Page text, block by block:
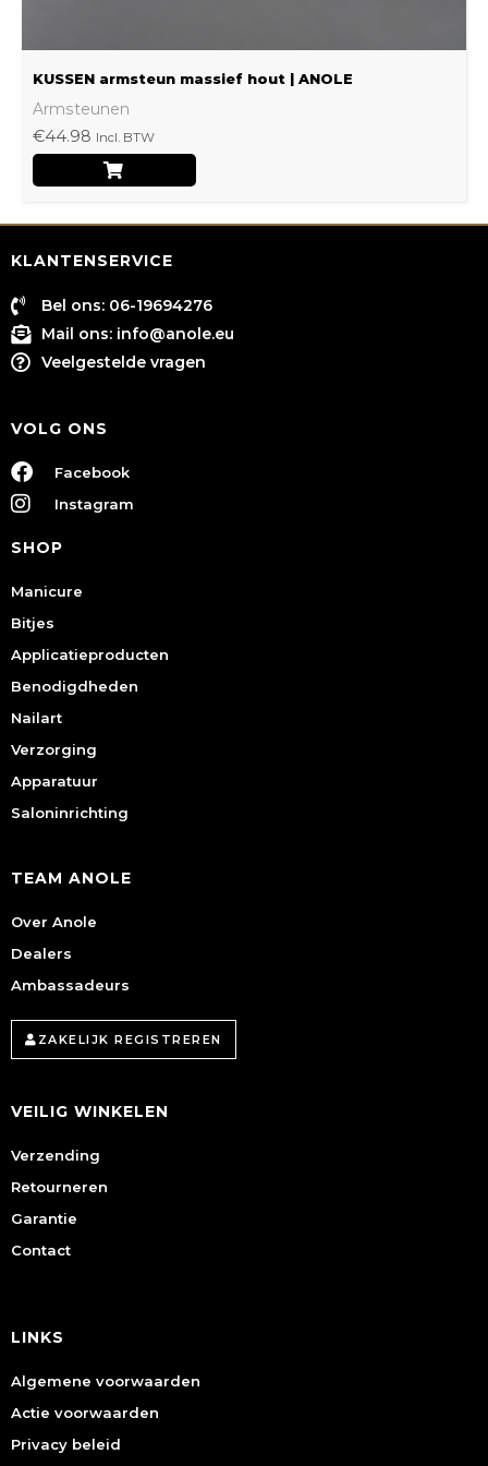
KUSSEN armsteun massief hout | ANOLE
Armsteunen
€44.98 Incl. BTW
KLANTENSERVICE
Bel ons: 06-19694276
Mail ons: info@anole.eu
Veelgestelde vragen
VOLG ONS
Facebook
Instagram
SHOP
Manicure
Bitjes
Applicatieproducten
Benodigdheden
Nailart
Verzorging
Apparatuur
Saloninrichting
TEAM ANOLE
Over Anole
Dealers
Ambassadeurs
ZAKELIJK REGISTREREN
VEILIG WINKELEN
Verzending
Retourneren
Garantie
Contact
LINKS
Algemene voorwaarden
Actie voorwaarden
Privacy beleid